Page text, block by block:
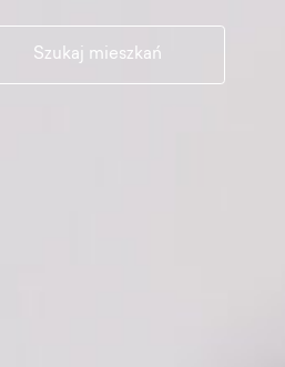
Szukaj mieszkań